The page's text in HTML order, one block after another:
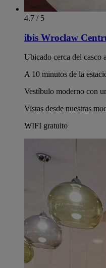
4.7 / 5
ibis Wroclaw
Ubicado cerca del casco
A 10 minutos de la
Vestíbulo moderno con
Vistas desde nuestras
WIFI gratuito